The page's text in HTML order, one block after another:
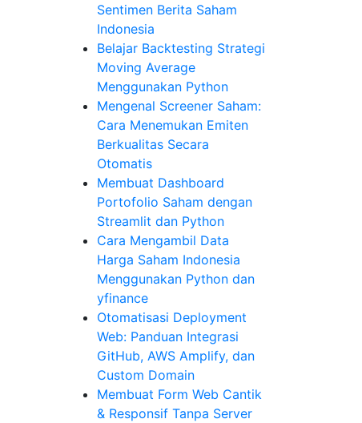
Sentimen Berita Saham
Indonesia
Belajar Backtesting Strategi
Moving Average
Menggunakan Python
Mengenal Screener Saham:
Cara Menemukan Emiten
Berkualitas Secara
Otomatis
Membuat Dashboard
Portofolio Saham dengan
Streamlit dan Python
Cara Mengambil Data
Harga Saham Indonesia
Menggunakan Python dan
yfinance
Otomatisasi Deployment
Web: Panduan Integrasi
GitHub, AWS Amplify, dan
Custom Domain
Membuat Form Web Cantik
& Responsif Tanpa Server